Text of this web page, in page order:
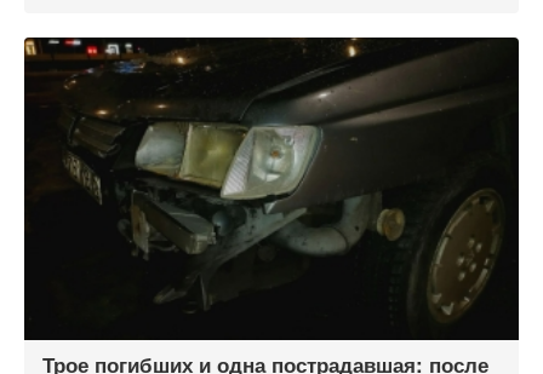
Трое погибших и одна пострадавшая: после